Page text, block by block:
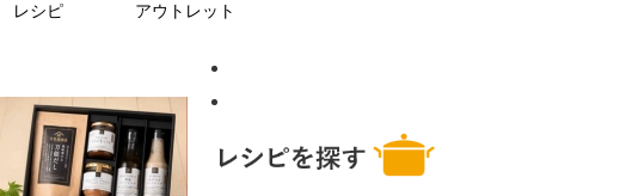
レシピ アウトレット